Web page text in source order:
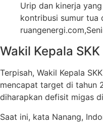
Urip dan kinerja
kontribusi sumur tua
Wakil Kepala
Terpisah, Wakil Kepala
mencapat target di tahun
diharapkan defisit migas
Saat ini, kata Nanang,